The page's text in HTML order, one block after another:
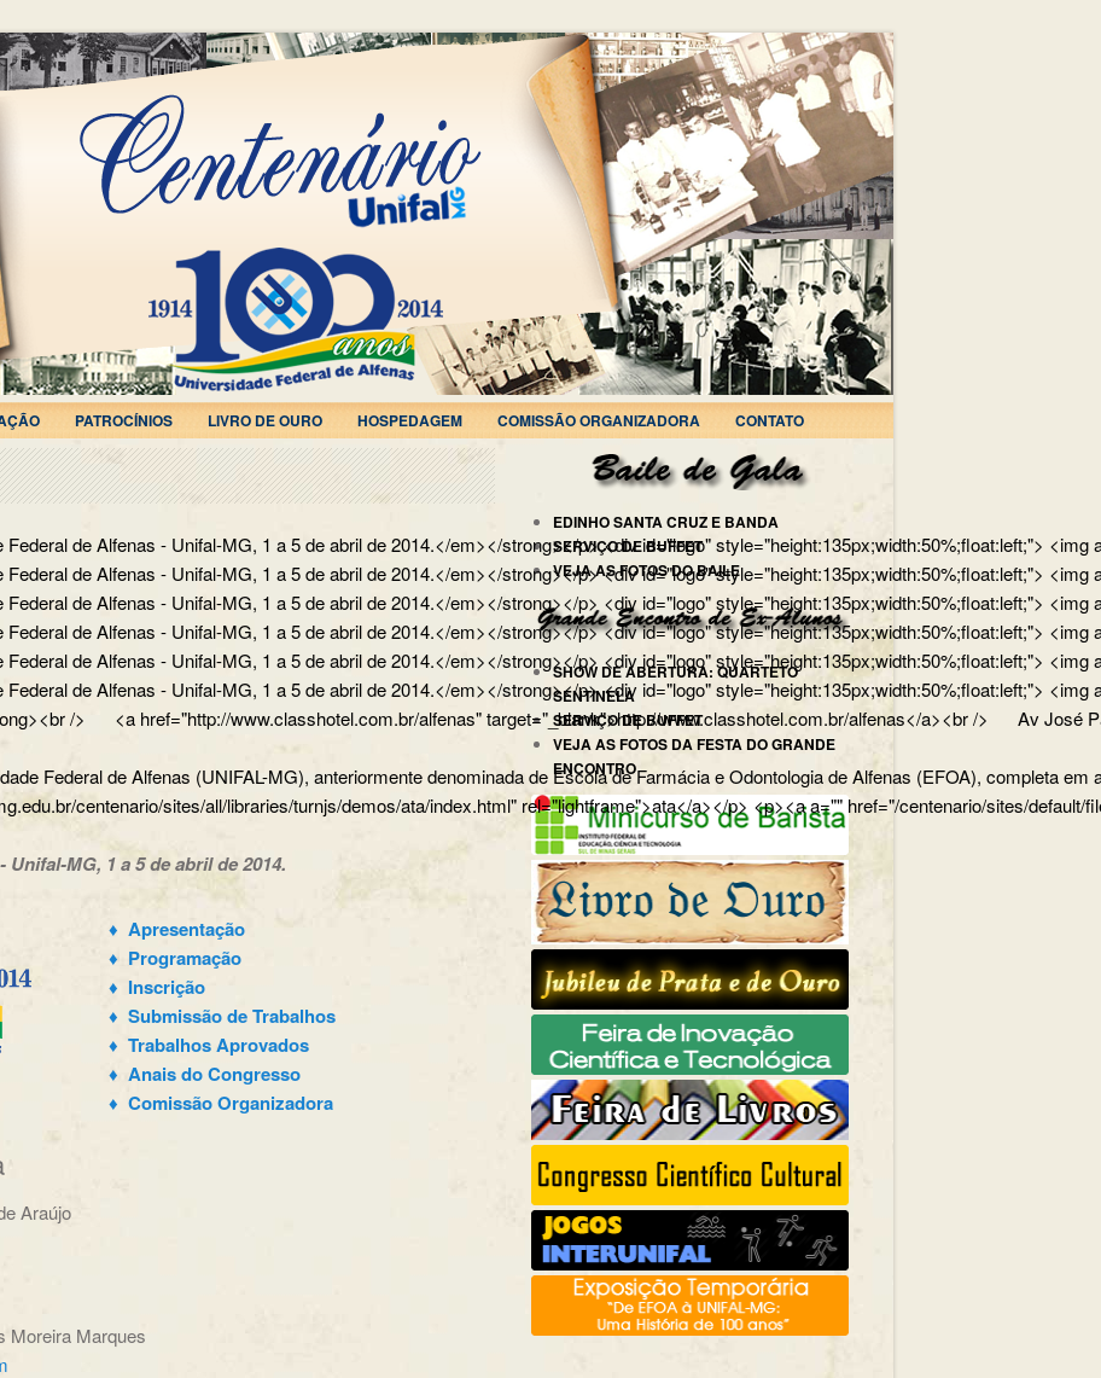
PATROCÍNIOS LIVRO DE OURO HOSPEDAGEM COMISSÃO ORGANIZADORA CONTATO
de Alfenas - Unifal-MG, 1 a 5 de abril de 2014.</em></strong></p> <div id="logo" style="height:135px;width:50%;float:left;">
de Alfenas - Unifal-MG, 1 a 5 de abril de 2014.</em></strong></p> <div id="logo" style="height:135px;width:50%;float:left;">
de Alfenas - Unifal-MG, 1 a 5 de abril de 2014.</em></strong></p> <div id="logo" style="height:135px;width:50%;float:left;">
de Alfenas - Unifal-MG, 1 a 5 de abril de 2014.</em></strong></p> <div id="logo" style="height:135px;width:50%;float:left;">
de Alfenas - Unifal-MG, 1 a 5 de abril de 2014.</em></strong></p> <div id="logo" style="height:135px;width:50%;float:left;">
de Alfenas - Unifal-MG, 1 a 5 de abril de 2014.</em></strong></p> <div id="logo" style="height:135px;width:50%;float:left;">
/> <a href="http://www.classhotel.com.br/alfenas" target="_blank">http://www.classhotel.com.br/alfenas</a><br /> Av
Federal de Alfenas (UNIFAL-MG), anteriormente denominada de Escola de Farmácia e Odontologia de Alfenas (EFOA), completa
centenario/sites/all/libraries/turnjs/demos/ata/index.html" rel="lightframe">ata</a></p> <p><a a="" href="/centenario/sites/
MG, 1 a 5 de abril de 2014.
♦ Apresentação
♦ Programação
♦ Inscrição
♦ Submissão de Trabalhos
♦ Trabalhos Aprovados
♦ Anais do Congresso
♦ Comissão Organizadora
Araújo
Moreira Marques
EDINHO SANTA CRUZ E BANDA
SERVIÇO DE BUFFET
VEJA AS FOTOS DO BAILE
SHOW DE ABERTURA: QUARTETO
SENTINELA
SERVIÇO DE BUFFET
VEJA AS FOTOS DA FESTA DO GRANDE
ENCONTRO